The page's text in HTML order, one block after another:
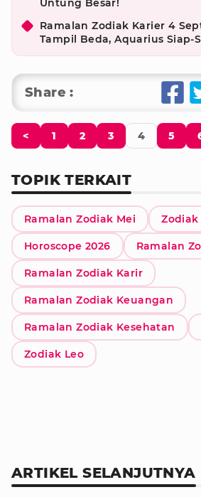
Untung Besar!
Ramalan Zodiak Karier 4
Tampil Beda, Aquarius Siap-
Share :
< 1 2 3 4 5
TOPIK TERKAIT
Ramalan Zodiak Mei Zodiak
Horoscope 2026 Ramalan
Ramalan Zodiak Karir
Ramalan Zodiak Keuangan
Ramalan Zodiak Kesehatan
Zodiak Leo
ARTIKEL SELANJUTNYA